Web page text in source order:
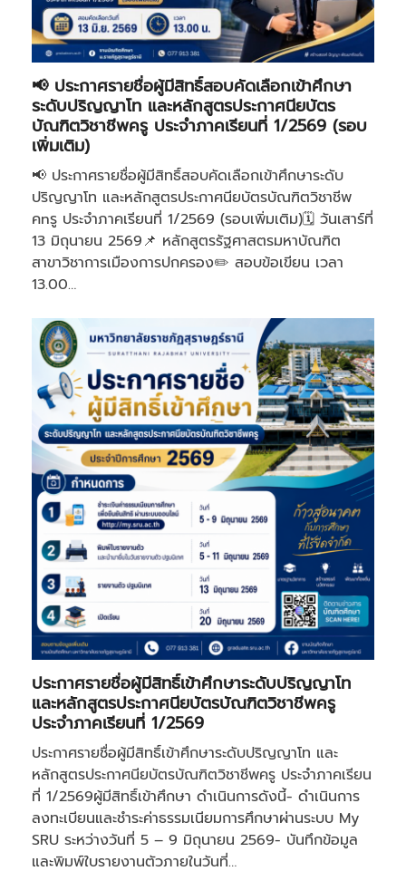
📢 ประกาศรายชื่อผู้มีสิทธิ์สอบคัดเลือกเข้าศึกษา
ระดับปริญญาโท และหลักสูตรประกาศนียบัตร
บัณฑิตวิชาชีพครู ประจำภาคเรียนที่ 1/2569 (รอบ
เพิ่มเติม)
📢 ประกาศรายชื่อผู้มีสิทธิ์สอบคัดเลือกเข้าศึกษาระดับ
ปริญญาโท และหลักสูตรประกาศนียบัตรบัณฑิตวิชาชีพ
คnรู ประจำภาคเรียนที่ 1/2569 (รอบเพิ่มเติม)🗓️ วันเสาร์ที่
13 มิถุนายน 2569📌 หลักสูตรรัฐศาสตรมหาบัณฑิต
สาขาวิชาการเมืองการปกครอง✏️ สอบข้อเขียน เวลา
13.00…
ประกาศรายชื่อผู้มีสิทธิ์เข้าศึกษาระดับปริญญาโท
และหลักสูตรประกาศนียบัตรบัณฑิตวิชาชีพครู
ประจำภาคเรียนที่ 1/2569
ประกาศรายชื่อผู้มีสิทธิ์เข้าศึกษาระดับปริญญาโท และ
หลักสูตรประกาศนียบัตรบัณฑิตวิชาชีพครู ประจำภาคเรียน
ที่ 1/2569ผู้มีสิทธิ์เข้าศึกษา ดำเนินการดังนี้- ดำเนินการ
ลงทะเบียนและชำระค่าธรรมเนียมการศึกษาผ่านระบบ My
SRU ระหว่างวันที่ 5 – 9 มิถุนายน 2569- บันทึกข้อมูล
และพิมพ์ใบรายงานตัวภายในวันที่…